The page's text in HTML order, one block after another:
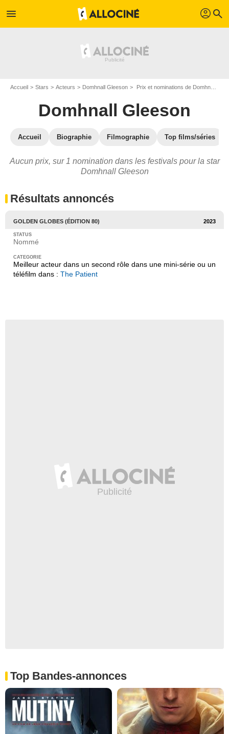
menu profil search
Accueil Stars Acteurs Domhnall Gleeson Prix et nominations de Domhnall Gleeson
Domhnall Gleeson
Accueil Biographie Filmographie Top films/séries
Aucun prix, sur 1 nomination dans les festivals pour la star
Domhnall Gleeson
Résultats annoncés
GOLDEN GLOBES (ÉDITION 80) 2023
Nommé
Meilleur acteur dans un second rôle dans une mini-série ou un
téléfilm dans : The Patient
Top Bandes-annonces